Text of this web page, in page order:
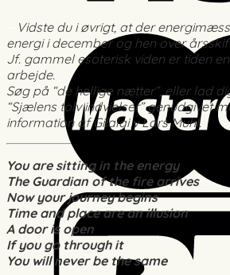
Vidste du i øvrigt, at der
energi i december og hen over
Jf. gammel esoterisk viden er tiden
arbejde.
Søg på “de hellige nætter”, eller lad
“Sjælens tolv indvielser” genudgivet
information af Gilalai v Lars Muhl.
You are sitting in the energy
The Guardian of the fire arrives
Now your journey begins
Time and place are an illusion
A door is open
If you go through it
You will never be the same